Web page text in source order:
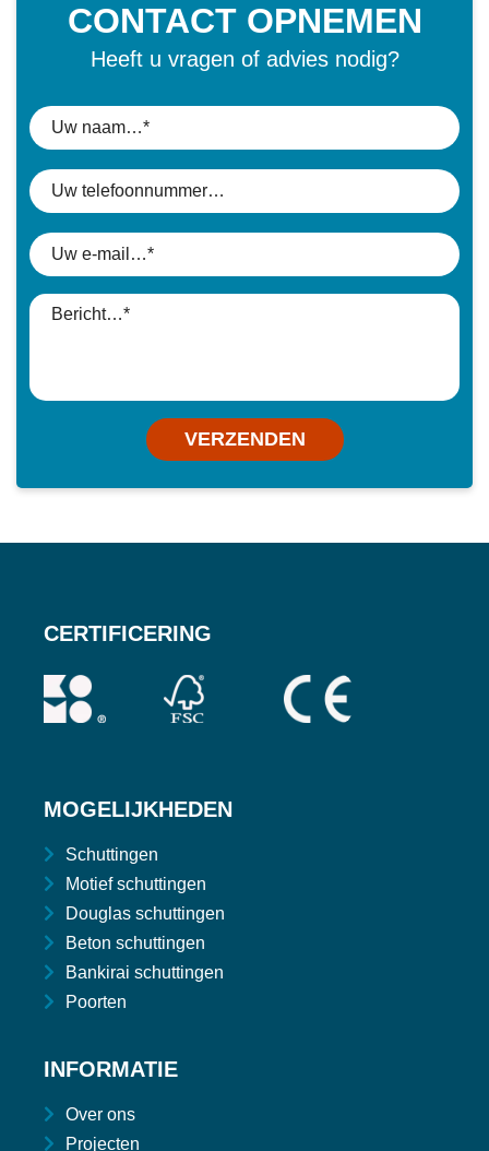
CONTACT OPNEMEN
Heeft u vragen of advies nodig?
VERZENDEN
CERTIFICERING
MOGELIJKHEDEN
Schuttingen
Motief schuttingen
Douglas schuttingen
Beton schuttingen
Bankirai schuttingen
Poorten
INFORMATIE
Over ons
Projecten